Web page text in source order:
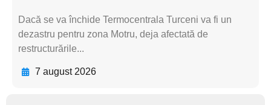
Dacă se va închide Termocentrala Turceni va fi un
dezastru pentru zona Motru, deja afectată de
restructurările...
7 august 2026